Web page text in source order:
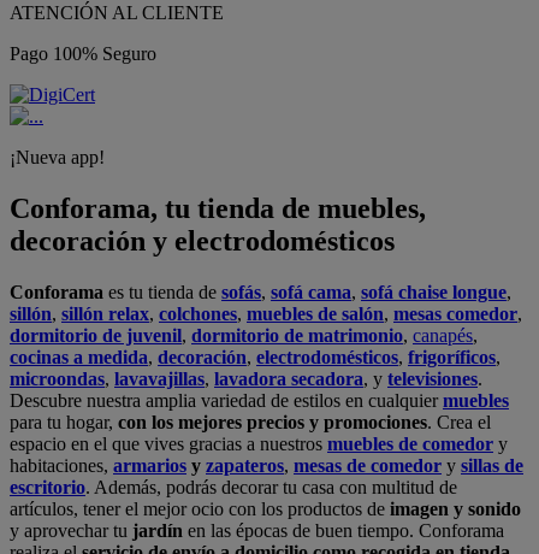
ATENCIÓN AL CLIENTE
Pago 100% Seguro
¡Nueva app!
Conforama, tu tienda de muebles,
decoración y electrodomésticos
Conforama es tu tienda de sofás, sofá cama, sofá chaise longue,
sillón, sillón relax, colchones, muebles de salón, mesas comedor,
dormitorio de juvenil, dormitorio de matrimonio, canapés,
cocinas a medida, decoración, electrodomésticos, frigoríficos,
microondas, lavavajillas, lavadora secadora, y televisiones.
Descubre nuestra amplia variedad de estilos en cualquiermuebles
para tu hogar, con los mejores precios y promociones. Crea el
espacio en el que vives gracias a nuestros muebles de comedor y
habitaciones, armarios y zapateros, mesas de comedor y sillas de
escritorio. Además, podrás decorar tu casa con multitud de
artículos, tener el mejor ocio con los productos de imagen y sonido
y aprovechar tu jardín en las épocas de buen tiempo. Conforama